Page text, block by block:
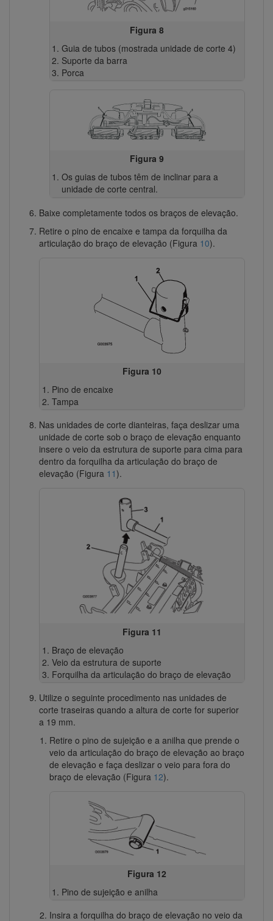
Figura 8
Guia de tubos (mostrada unidade de corte 4)
Suporte da barra
Porca
Figura 9
Os guias de tubos têm de inclinar para a
unidade de corte central.
Baixe completamente todos os braços de elevação.
Retire o pino de encaixe e tampa da forquilha da
articulação do braço de elevação (Figura 10).
Figura 10
Pino de encaixe
Tampa
Nas unidades de corte dianteiras, faça deslizar uma
unidade de corte sob o braço de elevação enquanto
insere o veio da estrutura de suporte para cima para
dentro da forquilha da articulação do braço de
elevação (Figura 11).
Figura 11
Braço de elevação
Veio da estrutura de suporte
Forquilha da articulação do braço de elevação
Utilize o seguinte procedimento nas unidades de
corte traseiras quando a altura de corte for superior
a 19 mm.
Retire o pino de sujeição e a anilha que prende o
veio da articulação do braço de elevação ao braço
de elevação e faça deslizar o veio para fora do
braço de elevação (Figura 12).
Figura 12
Pino de sujeição e anilha
Insira a forquilha do braço de elevação no veio da